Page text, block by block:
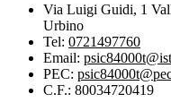
Via Luigi Guidi, 1
Urbino
Tel: 0721497760
Email:
PEC:
C.F.: 80034720419